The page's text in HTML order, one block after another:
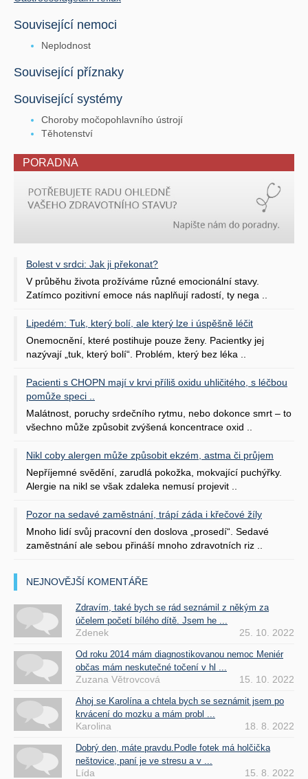
Související nemoci
Neplodnost
Související příznaky
Související systémy
Choroby močopohlavního ústrojí
Těhotenství
PORADNA
Bolest v srdci: Jak ji překonat?
V průběhu života prožíváme různé emocionální stavy.
Zatímco pozitivní emoce nás naplňují radostí, ty nega ..
Lipedém: Tuk, který bolí, ale který lze i úspěšně léčit
Onemocnění, které postihuje pouze ženy. Pacientky jej
nazývají „tuk, který bolí“. Problém, který bez léka ..
Pacienti s CHOPN mají v krvi příliš oxidu uhličitého, s léčbou
pomůže speci ..
Malátnost, poruchy srdečního rytmu, nebo dokonce smrt – to
všechno může způsobit zvýšená koncentrace oxid ..
Nikl coby alergen může způsobit ekzém, astma či průjem
Nepříjemné svědění, zarudlá pokožka, mokvající puchýřky.
Alergie na nikl se však zdaleka nemusí projevit ..
Pozor na sedavé zaměstnání, trápí záda i křečové žíly
Mnoho lidí svůj pracovní den doslova „prosedí“. Sedavé
zaměstnání ale sebou přináší mnoho zdravotních riz ..
NEJNOVĚJŠÍ KOMENTÁŘE
Zdravím, také bych se rád seznámil z někým za
účelem početí bílého dítě. Jsem he ...
Zdenek 25. 10. 2022
Od roku 2014 mám diagnostikovanou nemoc Meniér
občas mám neskutečné točení v hl ...
Zuzana Větrovcová 15. 10. 2022
Ahoj se Karolína a chtela bych se seznámit jsem po
krvácení do mozku a mám probl ...
Karolina 18. 8. 2022
Dobrý den, máte pravdu.Podle fotek má holčička
neštovice, paní je ve stresu a v ...
Lída 15. 8. 2022